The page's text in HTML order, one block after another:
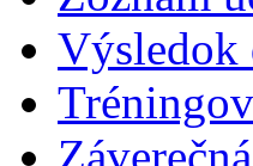
Výsledok